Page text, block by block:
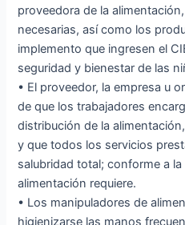
proveedora de la
necesarias, así como los
implemento que ingresen el
seguridad y bienestar de las
• El proveedor, la empresa u
de que los trabajadores
distribución de la
y que todos los servicios
salubridad total; conforme a
alimentación requiere.
• Los manipuladores de